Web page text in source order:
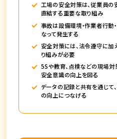
工場の安全対策は、従業員
直結する重要な取り組み
事故は設備環境・作業者行動
なって発生する
安全対策には、法令遵守に加
り組みが必要
5Sや教育、点検などの現場対
安全意識の向上を図る
データの記録と共有を通じて
の向上につなげる